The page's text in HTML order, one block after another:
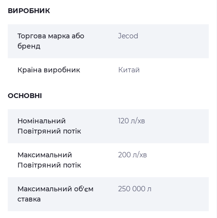
ВИРОБНИК
Торгова марка або
бренд
Jecod
Країна виробник Китай
ОСНОВНІ
Номінальний
Повітряний потік
120 л/хв
Максимальний
Повітряний потік
200 л/хв
Максимальний об'єм
ставка
250 000 л